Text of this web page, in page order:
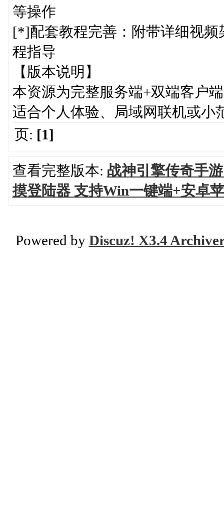
等操作
[*]配套教程完善：附带详细视
程指导
【版本说明】
本资源为完整服务端+双端客户
适合个人体验、局域网联机或小
页: [1]
查看完整版本: 战神引擎传奇手
摸登陆器 支持Win一键端+安卓
Powered by Discuz! X3.4